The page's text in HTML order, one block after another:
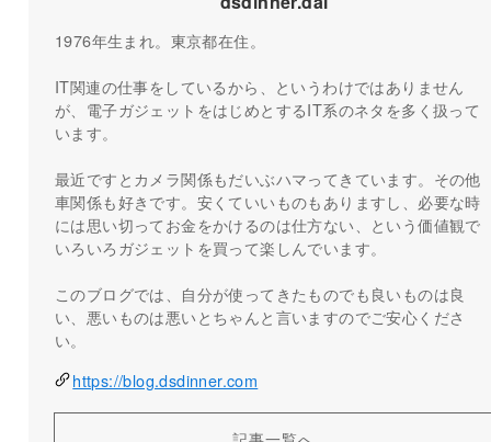
1976年生まれ。東京都在住。
IT関連の仕事をしているから、というわけではありません
が、電子ガジェットをはじめとするIT系のネタを多く扱って
います。
最近ですとカメラ関係もだいぶハマってきています。その他
車関係も好きです。安くていいものもありますし、必要な時
には思い切ってお金をかけるのは仕方ない、という価値観で
いろいろガジェットを買って楽しんでいます。
このブログでは、自分が使ってきたものでも良いものは良
い、悪いものは悪いとちゃんと言いますのでご安心くださ
い。
https://blog.dsdinner.com